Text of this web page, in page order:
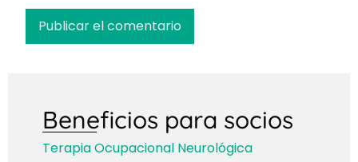
Beneficios para socios
Terapia Ocupacional Neurológica